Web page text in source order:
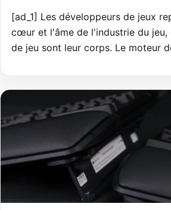
[ad_1] Les développeurs de jeux
cœur et l'âme de l'industrie du jeu,
de jeu sont leur corps. Le moteur